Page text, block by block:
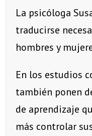
La psicóloga
traducirse
hombres y
En los estudios
también ponen
de aprendizaje
más controlar